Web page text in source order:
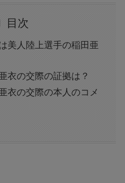
目次
美人陸上選手の稲田亜
衣の交際の証拠は？
衣の交際の本人のコメ